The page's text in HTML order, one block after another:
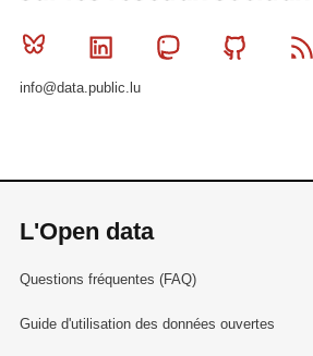
Bluesky Linkedin MastodonGithub
info@data.public.lu
L'Open data
Questions fréquentes (FAQ)
Guide d'utilisation des données ouvertes